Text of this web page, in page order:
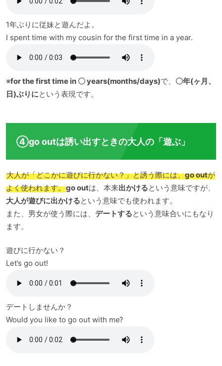
1年ぶりに従妹と遊んだよ。
I spent time with my cousin for the first time in a year.
※for the first time in 〇 years(months/days)で、 〇年(ヶ月、
日)ぶりにという表現です。
④go outは誘い出すときの大人の「遊ぶ」
大人が「どこかに遊びに行かない？」と誘う際には、go outが
よく使われます。go outは、本来出かけるという意味ですが、
大人が遊びに出かけるという意味でも使われます。
また、男女が使う際には、 デートするという意味合いにもなり
ます。
遊びに行かない？
Let’s go out!
デートしませんか？
Would you like to go out with me?